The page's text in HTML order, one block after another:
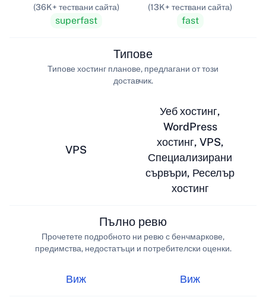
(36K+ тествани сайта)
superfast
(13K+ тествани сайта)
fast
VPS
Типове
Типове хостинг планове, предлагани от този
доставчик.
Уеб хостинг,
WordPress
хостинг, VPS,
Специализирани
сървъри, Реселър
хостинг
Виж
Пълно ревю
Прочетете подробното ни ревю с бенчмаркове,
предимства, недостатъци и потребителски оценки.
Виж